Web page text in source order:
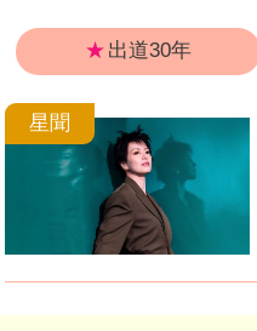
★ 出道30年
星聞